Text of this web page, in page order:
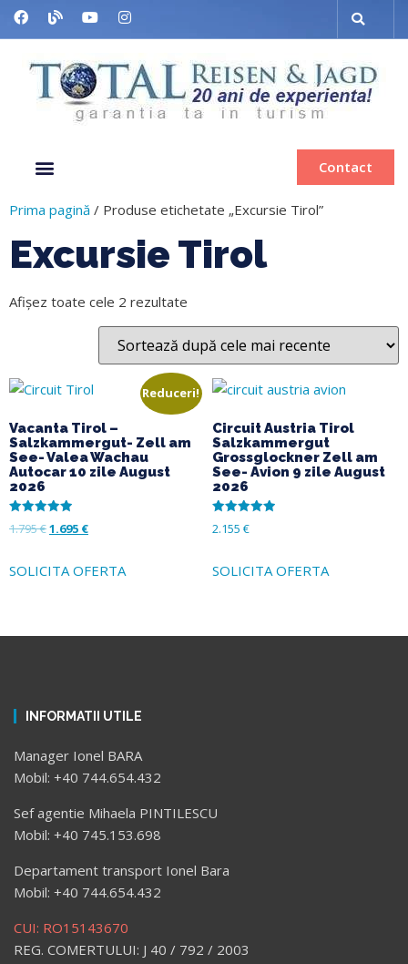
Contact
Prima pagină / Produse etichetate „Excursie Tirol”
Excursie Tirol
Afișez toate cele 2 rezultate
Reduceri!
Vacanta Tirol –
Salzkammergut- Zell am
See- Valea Wachau
Autocar 10 zile August
2026
Evaluat la
5.00
1.795€1.695 €
SOLICITA OFERTA
Circuit Austria Tirol
Salzkammergut
Grossglockner Zell am
See- Avion 9 zile August
2026
Evaluat la
5.00
2.155 €
SOLICITA OFERTA
INFORMATII UTILE
Manager Ionel BARA
Mobil: +40 744.654.432
Sef agentie Mihaela PINTILESCU
Mobil: +40 745.153.698
Departament transport Ionel Bara
Mobil: +40 744.654.432
CUI: RO15143670
REG. COMERTULUI: J 40 / 792 / 2003